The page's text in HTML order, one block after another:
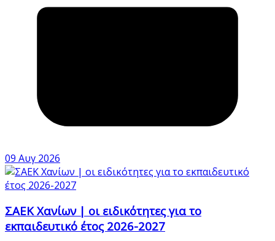
09 Αυγ 2026
ΣΑΕΚ Χανίων | οι ειδικότητες για το
εκπαιδευτικό έτος 2026-2027